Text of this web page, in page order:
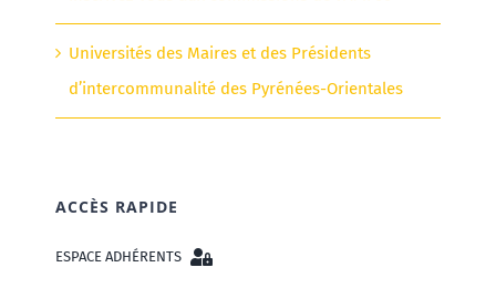
Universités des Maires et des Présidents
d’intercommunalité des Pyrénées-Orientales
ACCÈS RAPIDE
ESPACE ADHÉRENTS